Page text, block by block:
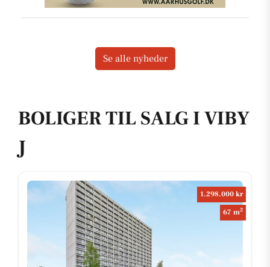
Se alle nyheder
BOLIGER TIL SALG I VIBY
J
1.298.000 kr
67 m2